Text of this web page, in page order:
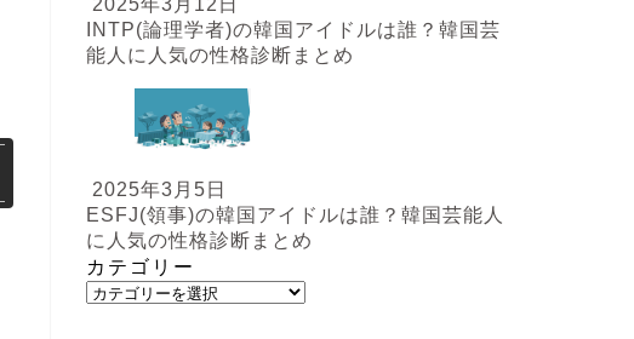
2025年3月12日
INTP(論理学者)の韓国アイドルは誰？韓国芸
能人に人気の性格診断まとめ
2025年3月5日
ESFJ(領事)の韓国アイドルは誰？韓国芸能人
に人気の性格診断まとめ
カテゴリー